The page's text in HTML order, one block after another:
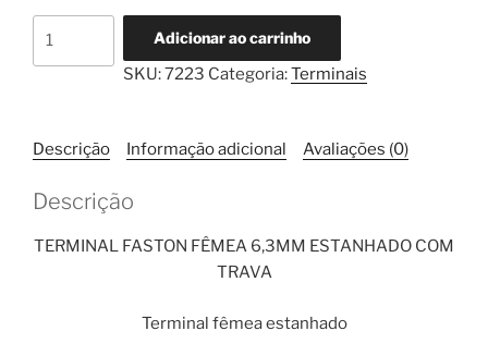
Cabo
1,0mm²
TE
Adicionar ao carrinho
SKU:7223 Categoria:Terminais
Descrição Informação adicional Avaliações (0)
Descrição
TERMINAL FASTON FÊMEA 6,3MM ESTANHADO COM
TRAVA
Terminal fêmea estanhado